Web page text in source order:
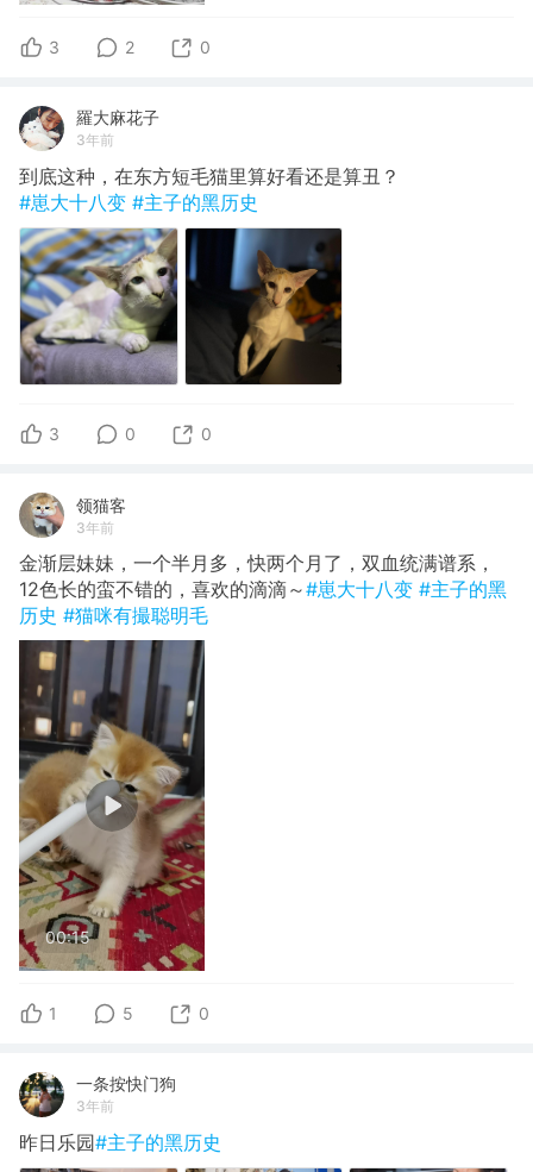
3 2 0
羅大麻花子
3年前
到底这种，在东方短毛猫里算好看还是算丑？
#崽大十八变 #主子的黑历史
3 0 0
领猫客
3年前
金渐层妹妹，一个半月多，快两个月了，双血统满谱系，
12色长的蛮不错的，喜欢的滴滴～#崽大十八变 #主子的黑
历史 #猫咪有撮聪明毛
00:15
1 5 0
一条按快门狗
3年前
昨日乐园#主子的黑历史